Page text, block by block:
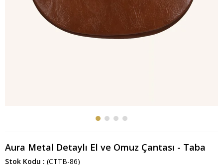
Aura Metal Detaylı El ve Omuz Çantası - Taba
Stok Kodu (CTTB-86)